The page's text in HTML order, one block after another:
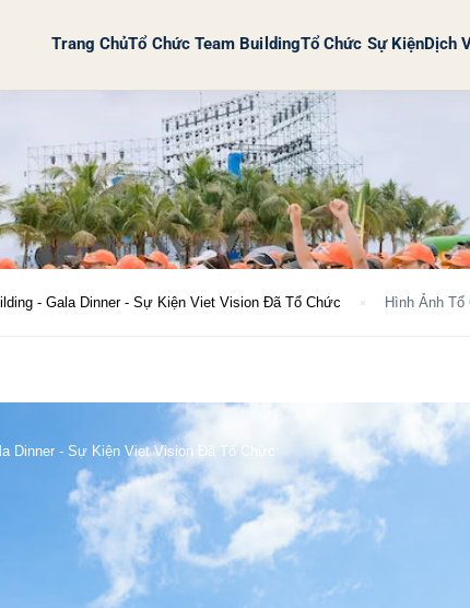
Trang ChủTổ Chức Team BuildingTổ Chức Sự KiệnDịch
- Gala Dinner - Sự Kiện Viet Vision Đã Tổ Chức Hình Ảnh
Dinner - Sự Kiện Viet Vision Đã Tổ Chức